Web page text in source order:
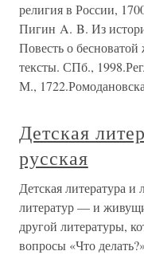
религия в России,
Пигин A. B. Из
Повесть о
тексты. СПб.,
М.,
Детская
русская
Детская литература и
литератур — и
другой литературы,
вопросы «Что